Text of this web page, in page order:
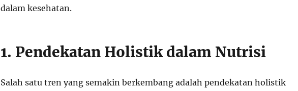
dalam kesehatan.
1. Pendekatan Holistik dalam Nutrisi
Salah satu tren yang semakin berkembang adalah pendekatan holistik